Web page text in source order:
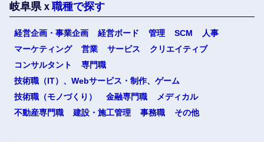
岐阜県ｘ 職種で探す
経営企画・事業企画 経営ボード 管理 SCM
人事
マーケティング
営業 サービス
クリエイティブ
コンサルタント
専門職
技術職（IT）、Webサービス・制作、ゲーム
技術職（モノづくり）
金融専門職
メディカル
不動産専門職
建設・施工管理 事務職 その他